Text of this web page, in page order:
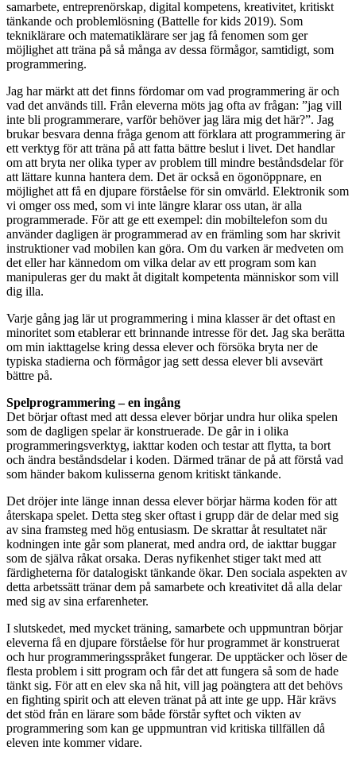
samarbete, entreprenörskap, digital kompetens, kreativitet, kritiskt
tänkande och problemlösning (Battelle for kids 2019). Som
tekniklärare och matematiklärare ser jag få fenomen som ger
möjlighet att träna på så många av dessa förmågor, samtidigt, som
programmering.
Jag har märkt att det finns fördomar om vad programmering är och
vad det används till. Från eleverna möts jag ofta av frågan: ”jag vill
inte bli programmerare, varför behöver jag lära mig det här?”. Jag
brukar besvara denna fråga genom att förklara att programmering är
ett verktyg för att träna på att fatta bättre beslut i livet. Det handlar
om att bryta ner olika typer av problem till mindre beståndsdelar för
att lättare kunna hantera dem. Det är också en ögonöppnare, en
möjlighet att få en djupare förståelse för sin omvärld. Elektronik som
vi omger oss med, som vi inte längre klarar oss utan, är alla
programmerade. För att ge ett exempel: din mobiltelefon som du
använder dagligen är programmerad av en främling som har skrivit
instruktioner vad mobilen kan göra. Om du varken är medveten om
det eller har kännedom om vilka delar av ett program som kan
manipuleras ger du makt åt digitalt kompetenta människor som vill
dig illa.
Varje gång jag lär ut programmering i mina klasser är det oftast en
minoritet som etablerar ett brinnande intresse för det. Jag ska berätta
om min iakttagelse kring dessa elever och försöka bryta ner de
typiska stadierna och förmågor jag sett dessa elever bli avsevärt
bättre på.
Spelprogrammering – en ingång
Det börjar oftast med att dessa elever börjar undra hur olika spelen
som de dagligen spelar är konstruerade. De går in i olika
programmeringsverktyg, iakttar koden och testar att flytta, ta bort
och ändra beståndsdelar i koden. Därmed tränar de på att förstå vad
som händer bakom kulisserna genom kritiskt tänkande.
Det dröjer inte länge innan dessa elever börjar härma koden för att
återskapa spelet. Detta steg sker oftast i grupp där de delar med sig
av sina framsteg med hög entusiasm. De skrattar åt resultatet när
kodningen inte går som planerat, med andra ord, de iakttar buggar
som de själva råkat orsaka. Deras nyfikenhet stiger takt med att
färdigheterna för datalogiskt tänkande ökar. Den sociala aspekten av
detta arbetssätt tränar dem på samarbete och kreativitet då alla delar
med sig av sina erfarenheter.
I slutskedet, med mycket träning, samarbete och uppmuntran börjar
eleverna få en djupare förståelse för hur programmet är konstruerat
och hur programmeringsspråket fungerar. De upptäcker och löser de
flesta problem i sitt program och får det att fungera så som de hade
tänkt sig. För att en elev ska nå hit, vill jag poängtera att det behövs
en fighting spirit och att eleven tränat på att inte ge upp. Här krävs
det stöd från en lärare som både förstår syftet och vikten av
programmering som kan ge uppmuntran vid kritiska tillfällen då
eleven inte kommer vidare.